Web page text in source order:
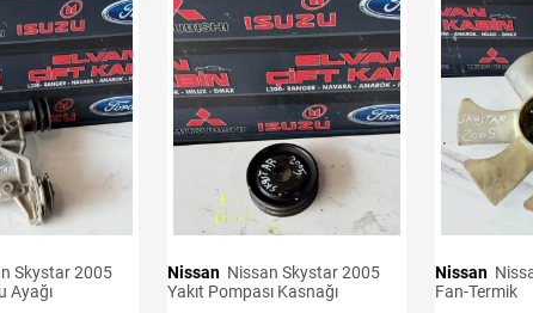
Ayağı
Nissan
Yakıt Pompası Kasnağı
Nissan
Fan-Termik